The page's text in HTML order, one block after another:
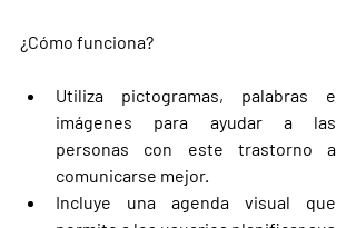
¿Cómo funciona?
Utiliza pictogramas, palabras e
imágenes para ayudar a las
personas con este trastorno a
comunicarse mejor.
Incluye una agenda visual que